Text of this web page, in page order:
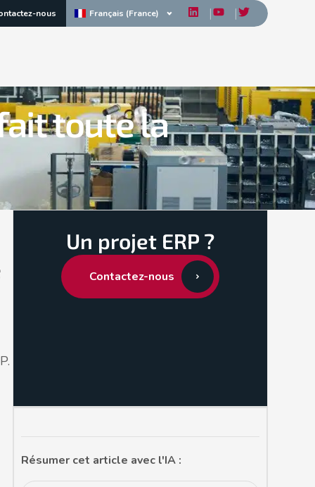
nous Français (France)
toute la
Un projet ERP ?
Contactez-nous
Résumer cet article avec l'IA :